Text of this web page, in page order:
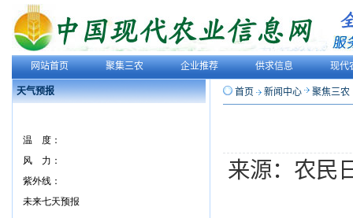
网站首页 聚集三农 企业推荐 供求信息 现代
天气预报 首页 新闻中心 聚焦三农
来源：农民